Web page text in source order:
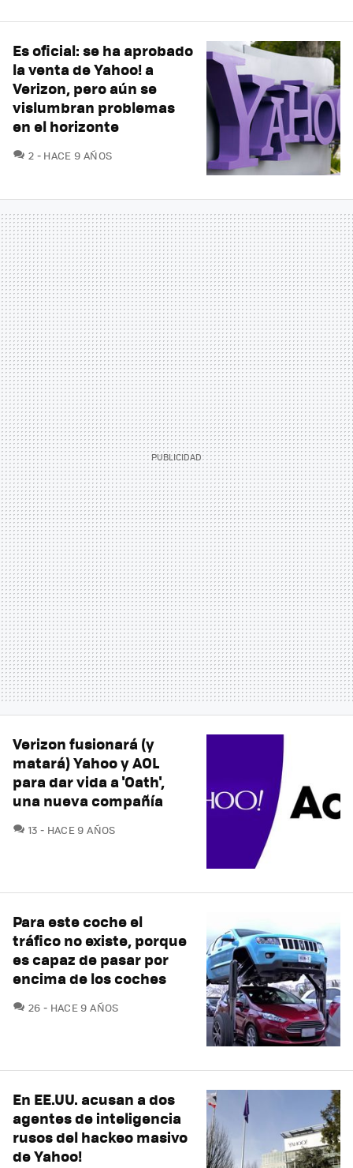
Es oficial: se ha aprobado
la venta de Yahoo! a
Verizon, pero aún se
vislumbran problemas
en el horizonte
2 COMENTARIOS
HACE 9 AÑOS
Verizon fusionará (y
matará) Yahoo y AOL
para dar vida a 'Oath',
una nueva compañía
13 COMENTARIOS
HACE 9 AÑOS
Para este coche el
tráfico no existe, porque
es capaz de pasar por
encima de los coches
26 COMENTARIOS
HACE 9 AÑOS
En EE.UU. acusan a dos
agentes de inteligencia
rusos del hackeo masivo
de Yahoo!